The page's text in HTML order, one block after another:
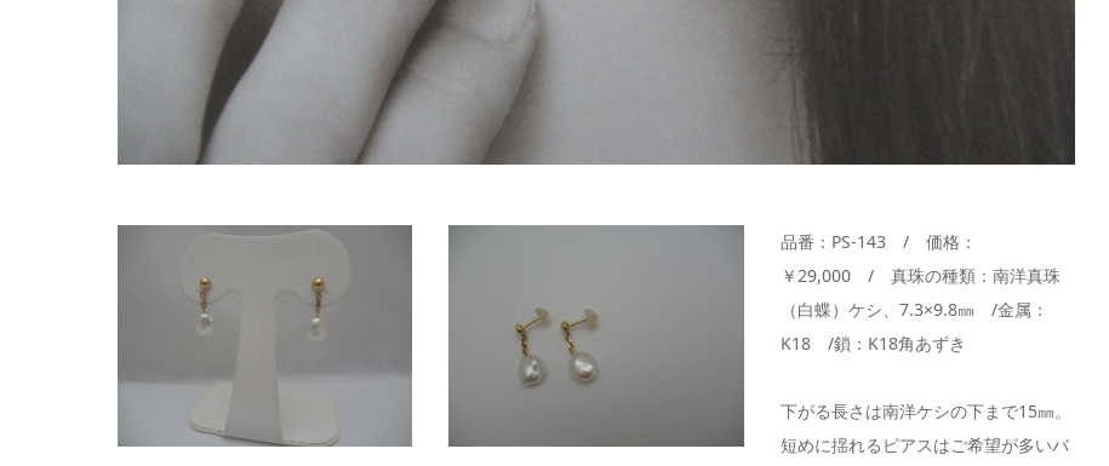
品番：PS-143 / 価格：
￥29,000 / 真珠の種類：南洋真珠
（白蝶）ケシ、7.3×9.8㎜ /金属：
K18 /鎖：K18角あずき
下がる長さは南洋ケシの下まで15㎜。
短めに揺れるピアスはご希望が多いバ